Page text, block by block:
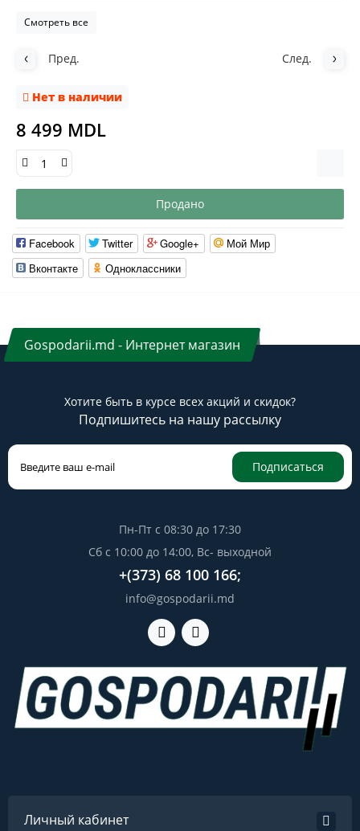
Смотреть все
Пред. След.
Нет в наличии
8 499 MDL
Продано
Facebook Twitter Google+
Мой Мир
Вконтакте
Одноклассники
Gospodarii.md - Интернет магазин
Хотите быть в курсе всех акций и скидок?
Подпишитесь на нашу рассылку
Подписаться
Пн-Пт с 08:30 до 17:30
Сб с 10:00 до 14:00, Вс- выходной
+(373) 68 100 166;
info@gospodarii.md
Личный кабинет